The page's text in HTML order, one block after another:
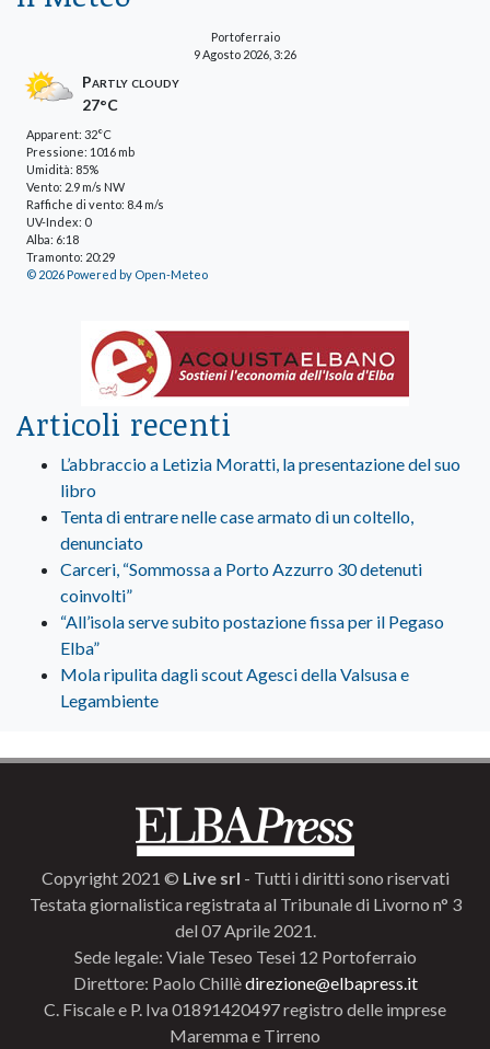
Portoferraio
9 Agosto 2026, 3:26
Partly cloudy
27°C
Apparent: 32°C
Pressione: 1016 mb
Umidità: 85%
Vento: 2.9 m/s NW
Raffiche di vento: 8.4 m/s
UV-Index: 0
Alba: 6:18
Tramonto: 20:29
© 2026 Powered by Open-Meteo
Articoli recenti
L’abbraccio a Letizia Moratti, la presentazione del suo
libro
Tenta di entrare nelle case armato di un coltello,
denunciato
Carceri, “Sommossa a Porto Azzurro 30 detenuti
coinvolti”
“All’isola serve subito postazione fissa per il Pegaso
Elba”
Mola ripulita dagli scout Agesci della Valsusa e
Legambiente
Copyright 2021 © Live srl - Tutti i diritti sono riservati
Testata giornalistica registrata al Tribunale di Livorno n° 3
del 07 Aprile 2021.
Sede legale: Viale Teseo Tesei 12 Portoferraio
Direttore: Paolo Chillèdirezione@elbapress.it
C. Fiscale e P. Iva 01891420497 registro delle imprese
Maremma e Tirreno